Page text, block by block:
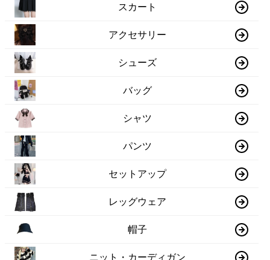
スカート
アクセサリー
シューズ
バッグ
シャツ
パンツ
セットアップ
レッグウェア
帽子
ニット・カーディガン